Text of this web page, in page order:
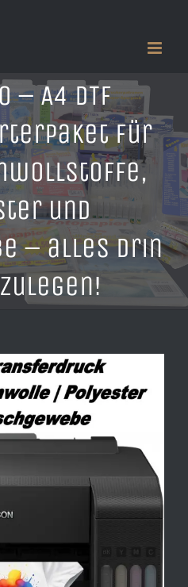
– A4 DTF
für
und
– alles drin